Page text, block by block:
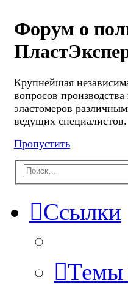
Форум о
Крупнейшая
вопросов
эластомеров
ведущих специалистов.
Пропустить
Ссылки
Темы